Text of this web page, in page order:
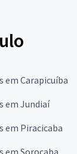
em Carapicuíba
em Jundiaí
em Piracicaba
em Sorocaba